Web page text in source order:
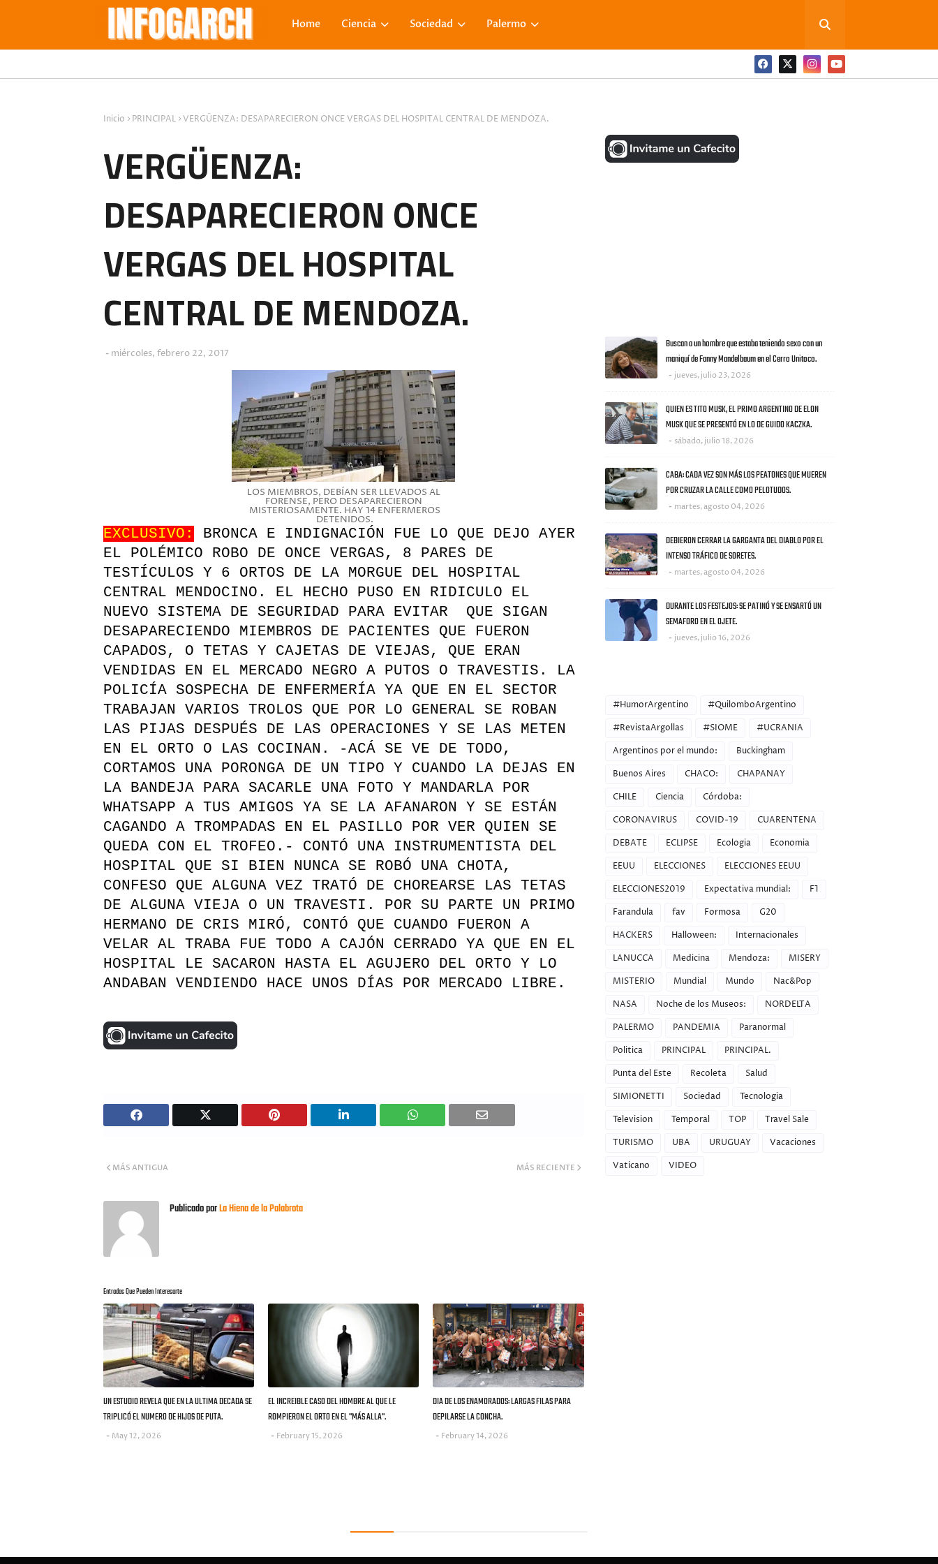
Home Ciencia Sociedad Palermo
Inicio PRINCIPAL VERGÜENZA: DESAPARECIERON ONCE VERGAS DEL HOSPITAL CENTRAL DE MENDOZA.
VERGÜENZA:
DESAPARECIERON ONCE
VERGAS DEL HOSPITAL
CENTRAL DE MENDOZA.
miércoles, febrero 22, 2017
LOS MIEMBROS, DEBÍAN SER LLEVADOS AL
FORENSE, PERO DESAPARECIERON
MISTERIOSAMENTE. HAY 14 ENFERMEROS
DETENIDOS.
EXCLUSIVO:
BRONCA E INDIGNACIÓN FUE LO QUE DEJO AYER
EL POLÉMICO ROBO DE ONCE VERGAS, 8 PARES DE
TESTÍCULOS Y 6 ORTOS DE LA MORGUE DEL HOSPITAL
CENTRAL MENDOCINO. EL HECHO PUSO EN RIDICULO EL
NUEVO SISTEMA DE SEGURIDAD PARA EVITAR QUE SIGAN
DESAPARECIENDO MIEMBROS DE PACIENTES QUE FUERON
CAPADOS, O TETAS Y CAJETAS DE VIEJAS, QUE ERAN
VENDIDAS EN EL MERCADO NEGRO A PUTOS O TRAVESTIS. LA
POLICÍA SOSPECHA DE ENFERMERÍA YA QUE EN EL SECTOR
TRABAJAN VARIOS TROLOS QUE POR LO GENERAL SE ROBAN
LAS PIJAS DESPUÉS DE LAS OPERACIONES Y SE LAS METEN
EN EL ORTO O LAS COCINAN. -ACÁ SE VE DE TODO,
CORTAMOS UNA PORONGA DE UN TIPO Y CUANDO LA DEJAS EN
LA BANDEJA PARA SACARLE UNA FOTO Y MANDARLA POR
WHATSAPP A TUS AMIGOS YA SE LA AFANARON Y SE ESTÁN
CAGANDO A TROMPADAS EN EL PASILLO POR VER QUIEN SE
QUEDA CON EL TROFEO.- CONTÓ UNA INSTRUMENTISTA DEL
HOSPITAL QUE SI BIEN NUNCA SE ROBÓ UNA CHOTA,
CONFESO QUE ALGUNA VEZ TRATÓ DE CHOREARSE LAS TETAS
DE ALGUNA VIEJA O UN TRAVESTI. POR SU PARTE UN PRIMO
HERMANO DE CRIS MIRÓ, CONTÓ QUE CUANDO FUERON A
VELAR AL TRABA FUE TODO A CAJÓN CERRADO YA QUE EN EL
HOSPITAL LE SACARON HASTA EL AGUJERO DEL ORTO Y LO
ANDABAN VENDIENDO HACE UNOS DÍAS POR MERCADO LIBRE.
MÁS RECIENTE
MÁS ANTIGUA
Publicado porLa Hiena de la Palabrota
Entradas Que Pueden Interesarte
UN ESTUDIO REVELA QUE EN LA ULTIMA DECADA SE
TRIPLICÓ EL NUMERO DE HIJOS DE PUTA.
May 12, 2026
EL INCREIBLE CASO DEL HOMBRE AL QUE LE
ROMPIERON EL ORTO EN EL "MÁS ALLA".
February 15, 2026
DIA DE LOS ENAMORADOS: LARGAS FILAS PARA
DEPILARSE LA CONCHA.
February 14, 2026
Buscan a un hombre que estaba teniendo sexo con un
maniquí de Fanny Mandelbaum en el Cerro Unitoco.
jueves, julio 23, 2026
QUIEN ES TITO MUSK, EL PRIMO ARGENTINO DE ELON
MUSK QUE SE PRESENTÓ EN LO DE GUIDO KACZKA.
sábado, julio 18, 2026
CABA: CADA VEZ SON MÁS LOS PEATONES QUE MUEREN
POR CRUZAR LA CALLE COMO PELOTUDOS.
martes, agosto 04, 2026
DEBIERON CERRAR LA GARGANTA DEL DIABLO POR EL
INTENSO TRÁFICO DE SORETES.
martes, agosto 04, 2026
DURANTE LOS FESTEJOS: SE PATINÓ Y SE ENSARTÓ UN
SEMAFORO EN EL OJETE.
jueves, julio 16, 2026
#HumorArgentino
#QuilomboArgentino
#RevistaArgollas
#SIOME
#UCRANIA
Argentinos por el mundo:
Buckingham
Buenos Aires
CHACO:
CHAPANAY
CHILE
Ciencia
Córdoba:
CORONAVIRUS
COVID-19
CUARENTENA
DEBATE
ECLIPSE Ecologia
Economia
EEUU
ELECCIONES
ELECCIONES EEUU
ELECCIONES2019
Expectativa mundial:
F1
Farandula
fav Formosa
G20
HACKERS
Halloween:
Internacionales
LANUCCA
Medicina Mendoza:
MISERY
MISTERIO
Mundial Mundo
Nac&Pop
NASA
Noche de los Museos:
NORDELTA
PALERMO
PANDEMIA
Paranormal
Politica
PRINCIPAL
PRINCIPAL.
Punta del Este
Recoleta
Salud
SIMIONETTI
Sociedad
Tecnologia
Television
Temporal TOP
Travel Sale
TURISMO
UBA URUGUAY
Vacaciones
Vaticano
VIDEO